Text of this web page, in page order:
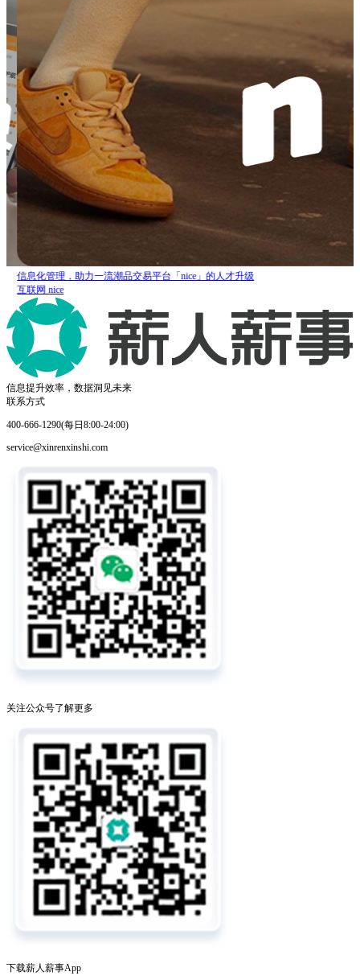
信息化管理，助力一流潮品交易平台「nice」的人才升级
互联网 nice
信息提升效率，数据洞见未来
联系方式
400-666-1290(每日8:00-24:00)
service@xinrenxinshi.com
关注公众号了解更多
下载薪人薪事App